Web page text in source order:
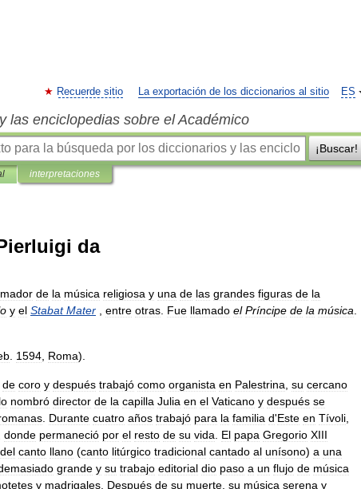
ES
Recuerde sitio La exportación de los diccionarios al sitio
las enciclopedias sobre el Académico
¡Buscar!
interpretaciones
da
de la música religiosa y una de las grandes figuras de la
y el Stabat Mater entre otras Fue llamado el Príncipe de la música
1594 Roma).
de coro y después trabajó como organista en Palestrina su cercano
lo nombró director de la capilla Julia en el Vaticano y después se
Durante cuatro años trabajó para la familia d'Este en Tívoli
donde permaneció por el resto de su vida El papa Gregorio XIII
del canto llano (canto litúrgico tradicional cantado al unísono) a una
grande y su trabajo editorial dio paso a un flujo de música
y madrigales Después de su muerte su música serena y